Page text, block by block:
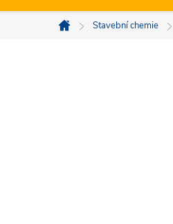
Domů
Stavební chemie